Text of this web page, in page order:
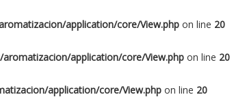
application/core/View.php on line 20
application/core/View.php on line 20
application/core/View.php on line 20